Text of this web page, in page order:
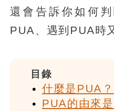
還會告訴你如何
PUA、遇到PUA時
目錄
什麼是PUA？
PUA的由來是